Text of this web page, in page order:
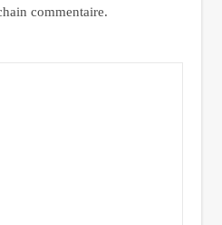
commentaire.